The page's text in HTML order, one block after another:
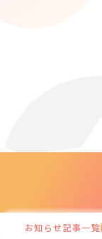
お知らせ記事一覧